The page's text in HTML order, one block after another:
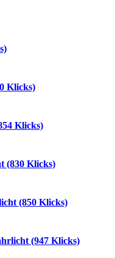
Klicks)
Klicks)
(830 Klicks)
(850 Klicks)
(947 Klicks)